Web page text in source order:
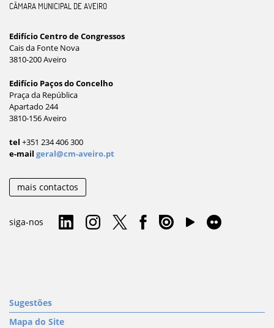
CÂMARA MUNICIPAL DE AVEIRO
Edifício Centro de Congressos
Cais da Fonte Nova
3810-200 Aveiro
Edifício Paços do Concelho
Praça da República
Apartado 244
3810-156 Aveiro
tel +351 234 406 300
e-mail geral@cm-aveiro.pt
mais contactos
siga-nos
Sugestões
Mapa do Site